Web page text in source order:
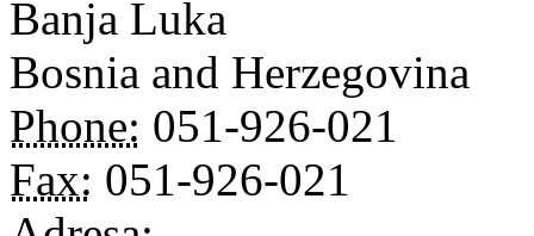
Banja Luka
Bosnia and Herzegovina
Phone: 051-926-021
Fax: 051-926-021